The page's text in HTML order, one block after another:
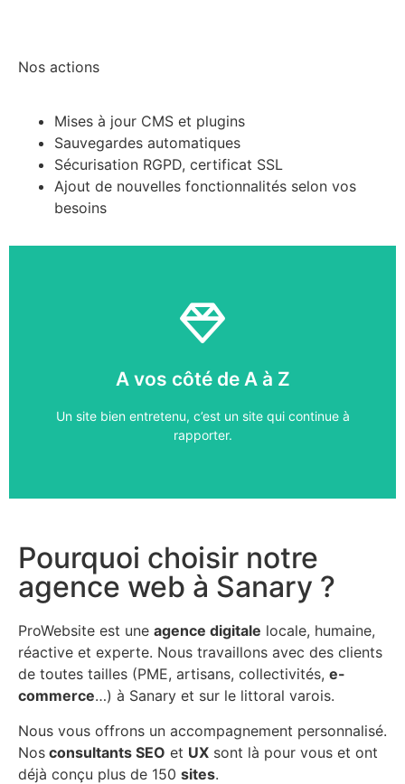
Nos actions
Mises à jour CMS et plugins
Sauvegardes automatiques
Sécurisation RGPD, certificat SSL
Ajout de nouvelles fonctionnalités selon vos
besoins
A vos côté de A à Z
Un site bien entretenu, c’est un site qui continue à
rapporter.
Rencontrons-nous
Échangeons sur votre projet
09 51 20 32 52
Pourquoi choisir notre
agence web à Sanary ?
ProWebsite est une agence digitale locale, humaine,
réactive et experte. Nous travaillons avec des clients
de toutes tailles (PME, artisans, collectivités, e-
commerce…) à Sanary et sur le littoral varois.
Nous vous offrons un accompagnement personnalisé.
Nos consultants SEO et UX sont là pour vous et ont
déjà conçu plus de 150 sites.